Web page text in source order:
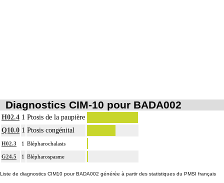
Diagnostics CIM-10 pour BADA002
H02.4 1 Ptosis de la paupière
Q10.0 1 Ptosis congénital
H02.3 1 Blépharochalasis
G24.5 1 Blépharospasme
Liste de diagnostics CIM10 pour BADA002 générée à partir des statistiques du PMSI français